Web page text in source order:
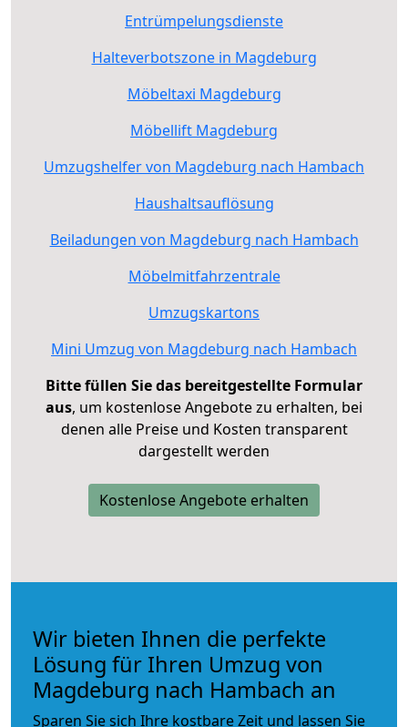
Entrümpelungsdienste
Halteverbotszone in Magdeburg
Möbeltaxi Magdeburg
Möbellift Magdeburg
Umzugshelfer von Magdeburg nach Hambach
Haushaltsauflösung
Beiladungen von Magdeburg nach Hambach
Möbelmitfahrzentrale
Umzugskartons
Mini Umzug von Magdeburg nach Hambach
Bitte füllen Sie das bereitgestellte Formular
aus, um kostenlose Angebote zu erhalten, bei
denen alle Preise und Kosten transparent
dargestellt werden
Kostenlose Angebote erhalten
Wir bieten Ihnen die perfekte
Lösung für Ihren Umzug von
Magdeburg nach Hambach an
Sparen Sie sich Ihre kostbare Zeit und lassen Sie